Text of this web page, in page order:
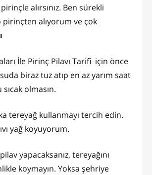
alırsınız. Ben sürekli
alıyorum ve çok
İle Pirinç Pilavı Tarifi için önce
biraz tuz atıp en az yarım saat
sıcak olmasın.
tereyağ kullanmayı tercih edin.
yağ koyuyorum.
yapacaksanız, tereyağını
koymayın. Yoksa şehriye